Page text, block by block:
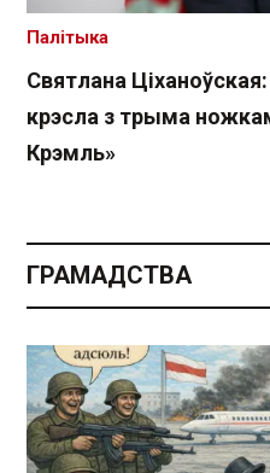
Святлана
крэсла з трыма
Крэмль»
Палітыка
ГРАМАДСТВА